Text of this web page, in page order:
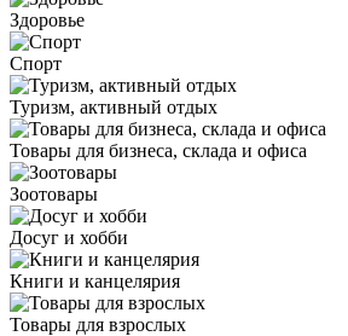
Здоровье
Спорт
Туризм, активный отдых
Товары для бизнеса, склада и офиса
Зоотовары
Досуг и хобби
Книги и канцелярия
Товары для взрослых